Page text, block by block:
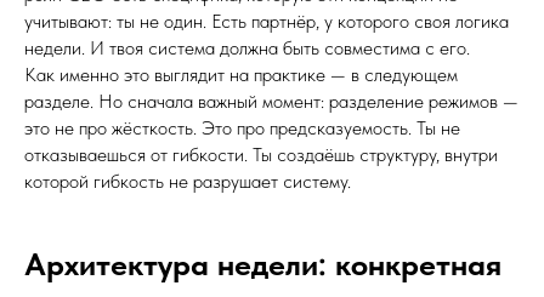
учитывают: ты не один. Есть партнёр, у которого своя логика
недели. И твоя система должна быть совместима с его.
Как именно это выглядит на практике — в следующем
разделе. Но сначала важный момент: разделение режимов —
это не про жёсткость. Это про предсказуемость. Ты не
отказываешься от гибкости. Ты создаёшь структуру, внутри
которой гибкость не разрушает систему.
Архитектура недели: конкретная